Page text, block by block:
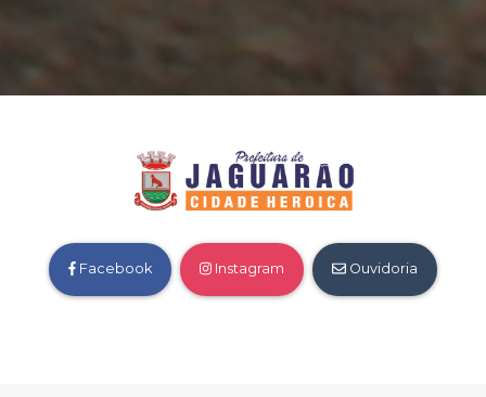
Facebook Instagram Ouvidoria